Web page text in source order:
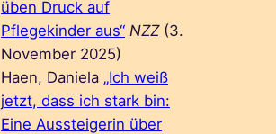
üben Druck auf
Pflegekinder aus“ NZZ(3.
November 2025)
Haen, Daniela „Ich weiß
jetzt, dass ich stark bin:
Eine Aussteigerin über